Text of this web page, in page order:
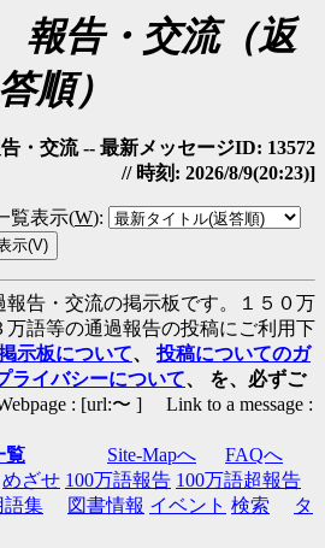
報告・交流（返
答順）
・交流 -- 最新メッセージID: 13572
// 時刻: 2026/8/9(20:23)]
覧表示(W):
報告・交流の掲示板です。１５０万
語等の通過報告の投稿にご利用下
示板について、 投稿についてのガ
ライバシーについて、 を、必ずご
: [url:〜 ] Link to a message :
覧 Site-Mapへ
FAQへ
めざせ 100万語報告 100万語超報告
語集 図書情報 イベント 検索
タ